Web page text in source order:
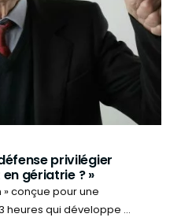
privilégier
gériatrie ? »
conçue pour une
heures qui développe ...